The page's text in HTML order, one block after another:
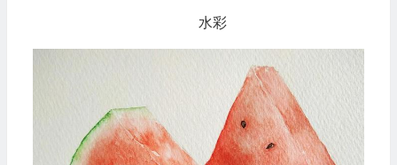
水彩